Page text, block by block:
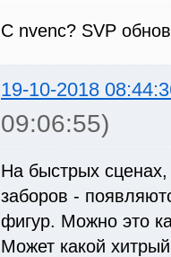
С nvenc? SVP
19-10-2018
09:06:55)
На быстрых
заборов -
фигур. Можно это
Может какой